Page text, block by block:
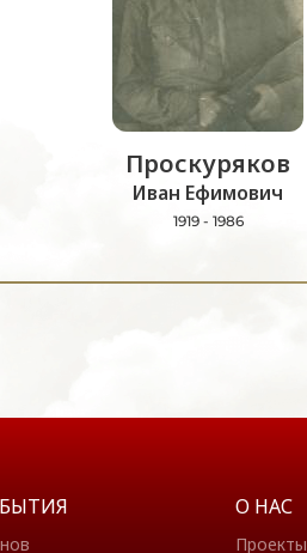
Проскуряков
Иван Ефимович
1919 - 1986
О НАС
Проекты